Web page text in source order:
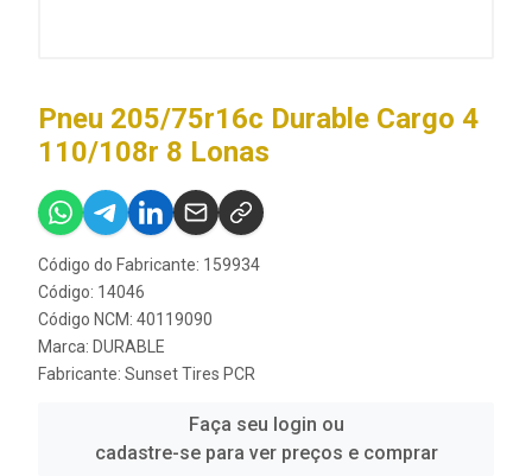
Pneu 205/75r16c Durable Cargo 4
110/108r 8 Lonas
Código do Fabricante: 159934
Código: 14046
Código NCM: 40119090
Marca: DURABLE
Fabricante: Sunset Tires PCR
Faça seu login ou
cadastre-se para ver preços e comprar